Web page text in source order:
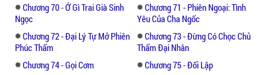
Chương 70 - Ớ Gì Trai Già Sinh
Ngọc
Chương 71 - Phiên Ngoại: Tình
Yêu Của Cha Ngốc
Chương 72 - Đại Lý Tự Mở Phiên
Phúc Thẩm
Chương 73 - Đừng Có Chọc Chủ
Thẩm Đại Nhân
Chương 74 - Gọi Cơm
Chương 75 - Đối Lập